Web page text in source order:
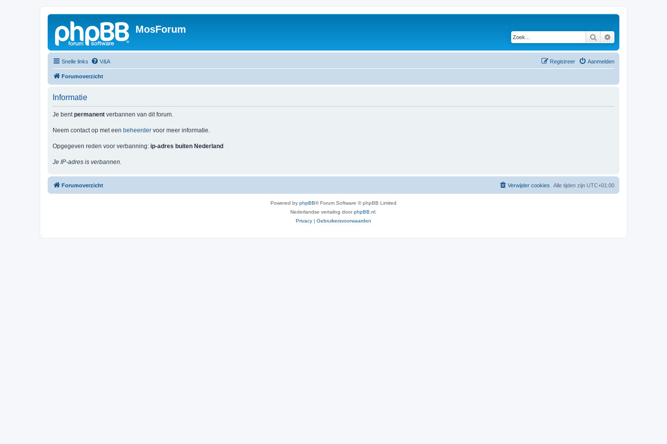
MosForum
Zoek
Snelle links V&A Aanmelden
Registreer
Forumoverzicht
Informatie
Je bentpermanent verbannen van dit forum.
Neem contact op met een beheerder voor meer informatie.
Opgegeven reden voor verbanning: ip-adres buiten Nederland
Je IP-adres is verbannen.
Forumoverzicht Alle tijden zijn UTC+01:00
Verwijder cookies
Powered by phpBB® Forum Software © phpBB Limited
Nederlandse vertaling doorphpBB.nl
Privacy | Gebruikersvoorwaarden